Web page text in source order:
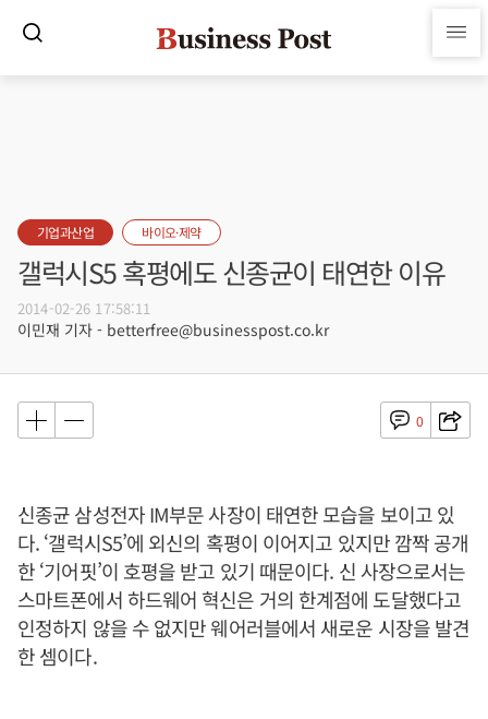
기업과산업 바이오·제약
갤럭시S5 혹평에도 신종균이 태연한 이유
2014-02-26 17:58:11
이민재 기자 - betterfree@businesspost.co.kr
0
신종균 삼성전자 IM부문 사장이 태연한 모습을 보이고 있
다. ‘갤럭시S5’에 외신의 혹평이 이어지고 있지만 깜짝 공개
한 ‘기어핏’이 호평을 받고 있기 때문이다. 신 사장으로서는
스마트폰에서 하드웨어 혁신은 거의 한계점에 도달했다고
인정하지 않을 수 없지만 웨어러블에서 새로운 시장을 발견
한 셈이다.